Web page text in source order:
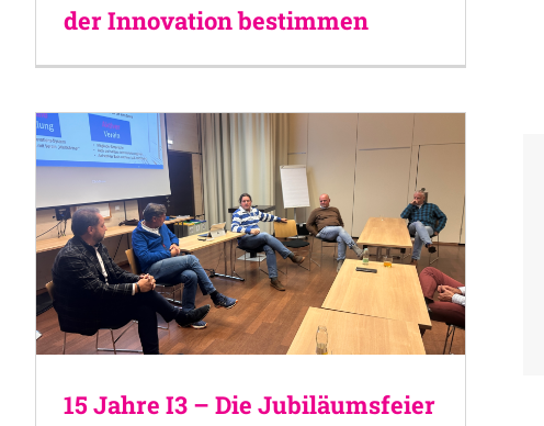
der Innovation bestimmen
15 Jahre I3 – Die Jubiläumsfeier